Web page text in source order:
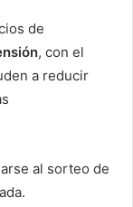
de
, con el
a reducir
al sorteo de